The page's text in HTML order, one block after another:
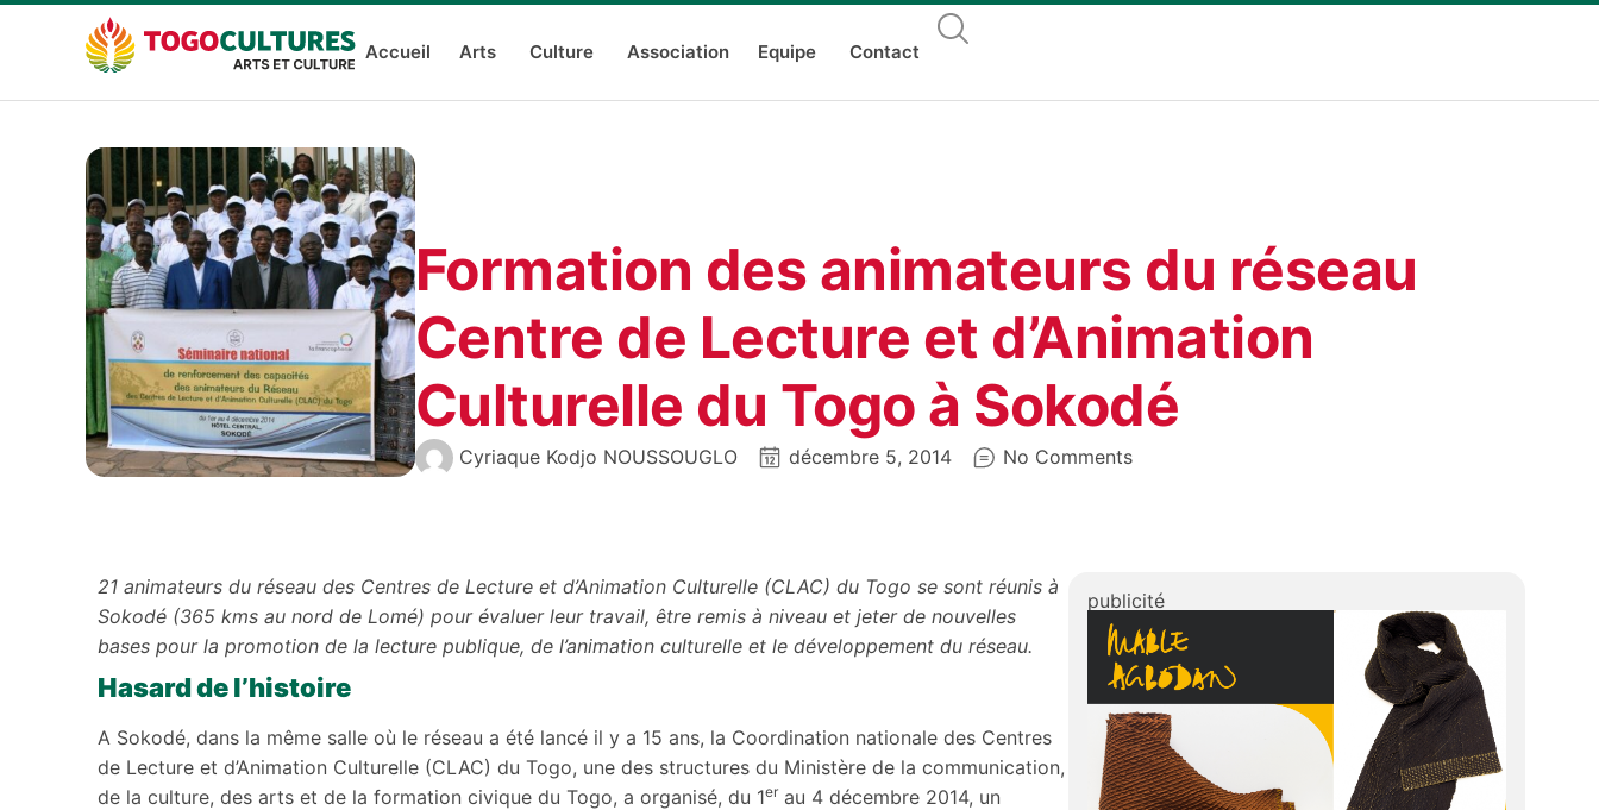
Accueil Arts Culture Association Equipe Contact
Formation des animateurs du réseau
Centre de Lecture et d’Animation
Culturelle du Togo à Sokodé
Cyriaque Kodjo NOUSSOUGLO décembre 5, 2014 No Comments
21 animateurs du réseau des Centres de Lecture et d’Animation Culturelle (CLAC) du Togo se sont réunis à
Sokodé (365 kms au nord de Lomé) pour évaluer leur travail, être remis à niveau et jeter de nouvelles
bases pour la promotion de la lecture publique, de l’animation culturelle et le développement du réseau.
Hasard de l’histoire
A Sokodé, dans la même salle où le réseau a été lancé il y a 15 ans, la Coordination nationale des Centres
de Lecture et d’Animation Culturelle (CLAC) du Togo, une des structures du Ministère de la communication,
de la culture, des arts et de la formation civique du Togo, a organisé, du 1er au 4 décembre 2014, un
publicité